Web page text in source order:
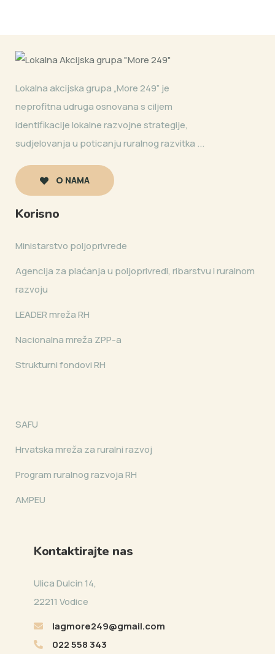
Lokalna akcijska grupa „More 249” je
neprofitna udruga osnovana s ciljem
identifikacije lokalne razvojne strategije,
sudjelovanja u poticanju ruralnog razvitka ...
O NAMA
Korisno
Ministarstvo poljoprivrede
Agencija za plaćanja u poljoprivredi, ribarstvu i ruralnom
razvoju
LEADER mreža RH
Nacionalna mreža ZPP-a
Strukturni fondovi RH
SAFU
Hrvatska mreža za ruralni razvoj
Program ruralnog razvoja RH
AMPEU
Kontaktirajte nas
Ulica Dulcin 14,
22211 Vodice
lagmore249@gmail.com
022 558 343